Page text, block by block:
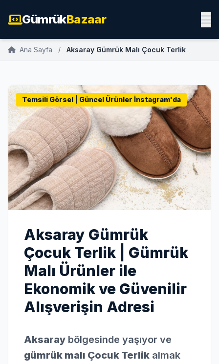
GümrükBazaar
Ana Sayfa / Aksaray Gümrük Malı Çocuk Terlik
Temsili Görsel | Güncel Ürünler İnstagram'da
Aksaray Gümrük
Çocuk Terlik | Gümrük
Malı Ürünler ile
Ekonomik ve Güvenilir
Alışverişin Adresi
Aksaray bölgesinde yaşıyor ve
gümrük malı Çocuk Terlik almak